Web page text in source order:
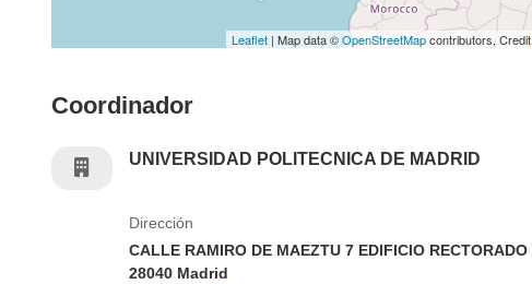
Leaflet | Map data ©OpenStreetMapcontributors, Credit
Coordinador
UNIVERSIDAD POLITECNICA DE MADRID
Dirección
CALLE RAMIRO DE MAEZTU 7 EDIFICIO RECTORADO
28040 Madrid